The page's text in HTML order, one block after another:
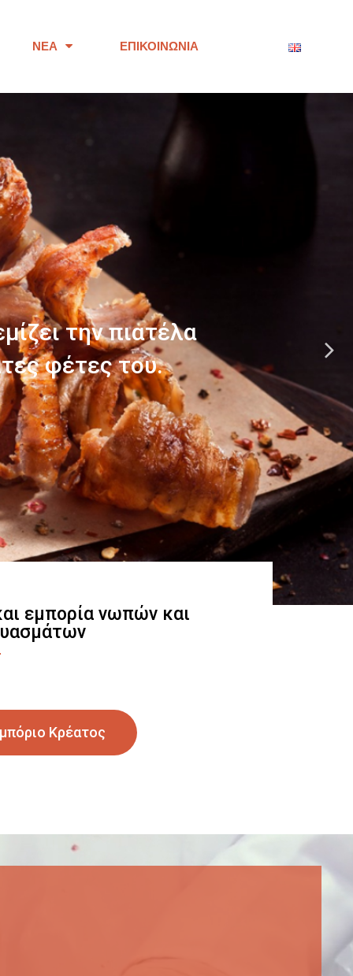
ΝΈΑ ΕΠΙΚΟΙΝΩΝΊΑ
εμπορία νωπών και
Κρέατος